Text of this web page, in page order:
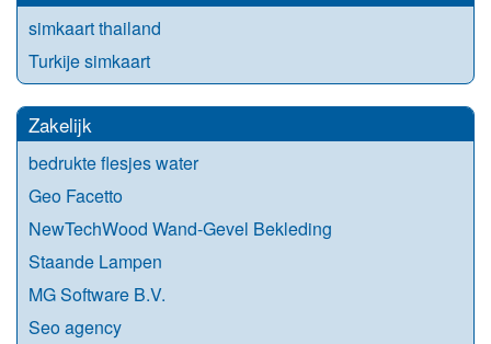
simkaart thailand
Turkije simkaart
Zakelijk
bedrukte flesjes water
Geo Facetto
NewTechWood Wand-Gevel Bekleding
Staande Lampen
MG Software B.V.
Seo agency